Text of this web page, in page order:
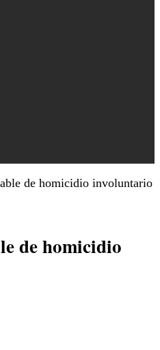
de homicidio involuntario
de homicidio